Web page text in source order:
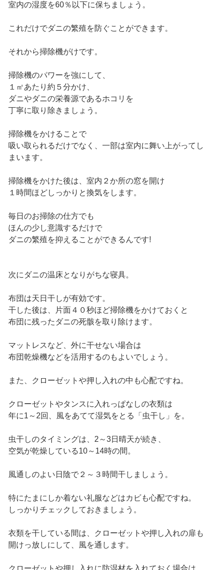
室内の湿度を60％以下に保ちましょう。
これだけでダニの繁殖を防ぐことができます。
それから掃除機がけです。
掃除機のパワーを強にして、
１㎡あたり約５分かけ、
ダニやダニの栄養源であるホコリを
丁寧に取り除きましょう。
掃除機をかけることで
吸い取られるだけでなく、一部は室内に舞い上がってし
まいます。
掃除機をかけた後は、室内２か所の窓を開け
１時間ほどしっかりと換気をします。
毎日のお掃除の仕方でも
ほんの少し意識するだけで
ダニの繁殖を抑えることができるんです!
次にダニの温床となりがちな寝具。
布団は天日干しが有効です。
干した後は、片面４０秒ほど掃除機をかけておくと
布団に残ったダニの死骸を取り除けます。
マットレスなど、外に干せない場合は
布団乾燥機などを活用するのもよいでしょう。
また、クローゼットや押し入れの中も心配ですね。
クローゼットやタンスに入れっぱなしの衣類は
年に1～2回、風をあてて湿気をとる「虫干し」を。
虫干しのタイミングは、2～3日晴天が続き、
空気が乾燥している10～14時の間。
風通しのよい日陰で２～３時間干しましょう。
特にたまにしか着ない礼服などはカビも心配ですね。
しっかりチェックしておきましょう。
衣類を干している間は、クローゼットや押し入れの扉も
開けっ放しにして、風を通します。